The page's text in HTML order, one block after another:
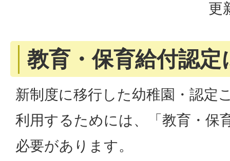
更
教育・保育給付認定
新制度に移行した幼稚園・認定
利用するためには、「教育・保
必要があります。